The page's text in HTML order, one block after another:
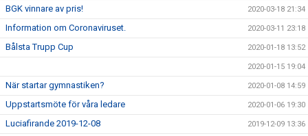
BGK vinnare av pris! 2020-03-18 21:34
Information om Coronaviruset. 2020-03-11 23:18
Bålsta Trupp Cup 2020-01-18 13:52
2020-01-15 19:04
När startar gymnastiken? 2020-01-08 14:59
Uppstartsmöte för våra ledare 2020-01-06 19:30
Luciafirande 2019-12-08 2019-12-09 13:36